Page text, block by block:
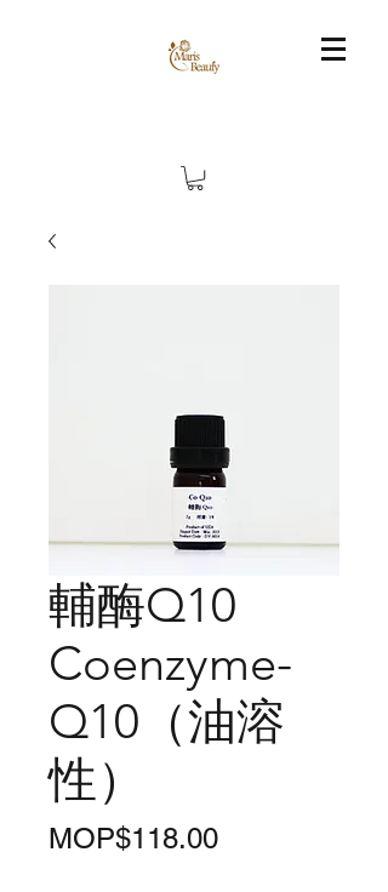
輔酶Q10
Coenzyme-
Q10（油溶
性）
MOP$118.00價